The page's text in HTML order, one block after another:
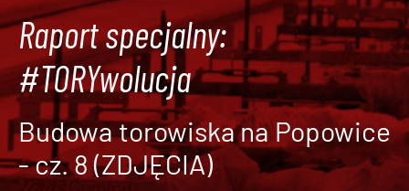
Raport specjalny:
#TORYwolucja
Budowa torowiska na Popowice
- cz. 8 (ZDJĘCIA)